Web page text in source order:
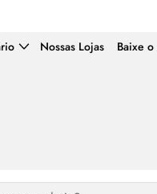
Nossas Lojas Baixe